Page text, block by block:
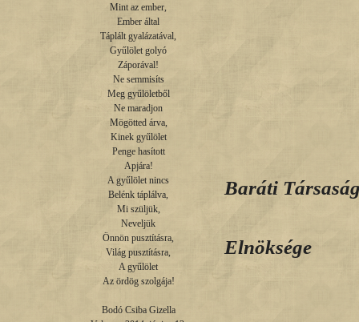
Mint az ember,
Ember által
Táplált gyalázatával,
Gyűlölet golyó
Záporával!
Ne semmisíts
Meg gyűlöletből
Ne maradjon
Mögötted árva,
Kinek gyűlölet
Penge hasított
Apjára!
A gyűlölet nincs
Belénk táplálva,
Mi szüljük,
Neveljük
Önnön pusztításra,
Világ pusztításra,
A gyűlölet
Az ördög szolgája!
Bodó Csiba Gizella
Baráti
Elnöksége